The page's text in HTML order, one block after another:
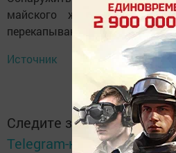
майского жука и
перекапывания грунта вокруг
Источник
Следите за самым
Telegram-канале